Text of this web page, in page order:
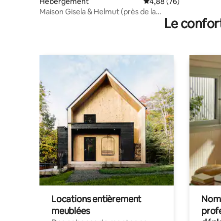
Maison Gisela & Helmut (près de la
Le
Locations entièrement
meublées